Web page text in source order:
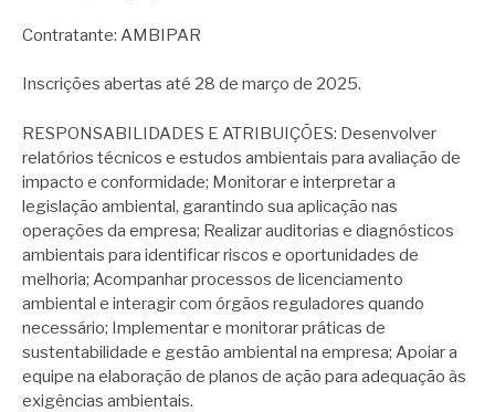
Contratante: AMBIPAR
Inscrições abertas até 28 de março de 2025.
RESPONSABILIDADES E ATRIBUIÇÕES: Desenvolver
relatórios técnicos e estudos ambientais para avaliação de
impacto e conformidade; Monitorar e interpretar a
legislação ambiental, garantindo sua aplicação nas
operações da empresa; Realizar auditorias e diagnósticos
ambientais para identificar riscos e oportunidades de
melhoria; Acompanhar processos de licenciamento
ambiental e interagir com órgãos reguladores quando
necessário; Implementar e monitorar práticas de
sustentabilidade e gestão ambiental na empresa; Apoiar a
equipe na elaboração de planos de ação para adequação às
exigências ambientais.